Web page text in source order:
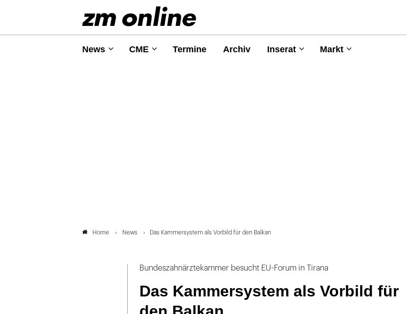
News CME Termine Archiv Inserat Markt
Home News Das Kammersystem als Vorbild für den Balkan
Bundeszahnärztekammer besucht EU-Forum in Tirana
Das Kammersystem als Vorbild für